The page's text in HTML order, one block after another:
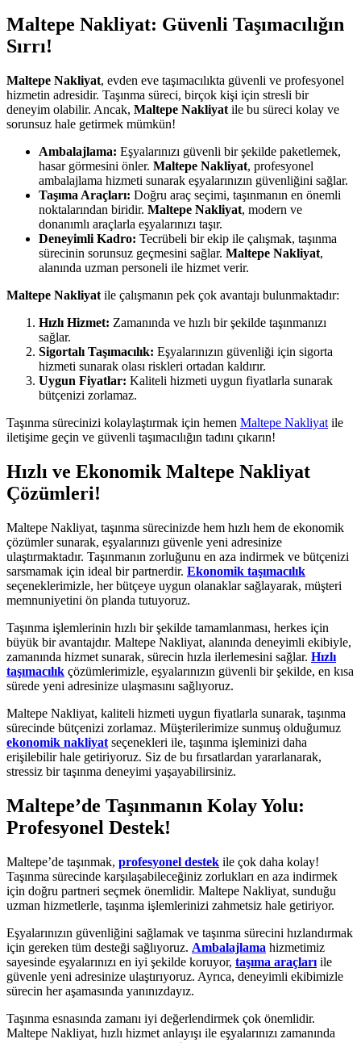
Maltepe Nakliyat: Güvenli Taşımacılığın
Sırrı!
Maltepe Nakliyat, evden eve taşımacılıkta güvenli ve profesyonel
hizmetin adresidir. Taşınma süreci, birçok kişi için stresli bir
deneyim olabilir. Ancak, Maltepe Nakliyat ile bu süreci kolay ve
sorunsuz hale getirmek mümkün!
Ambalajlama: Eşyalarınızı güvenli bir şekilde paketlemek,
hasar görmesini önler. Maltepe Nakliyat, profesyonel
ambalajlama hizmeti sunarak eşyalarınızın güvenliğini sağlar.
Taşıma Araçları: Doğru araç seçimi, taşınmanın en önemli
noktalarından biridir. Maltepe Nakliyat, modern ve
donanımlı araçlarla eşyalarınızı taşır.
Deneyimli Kadro: Tecrübeli bir ekip ile çalışmak, taşınma
sürecinin sorunsuz geçmesini sağlar. Maltepe Nakliyat,
alanında uzman personeli ile hizmet verir.
Maltepe Nakliyat ile çalışmanın pek çok avantajı bulunmaktadır:
Hızlı Hizmet: Zamanında ve hızlı bir şekilde taşınmanızı
sağlar.
Sigortalı Taşımacılık: Eşyalarınızın güvenliği için sigorta
hizmeti sunarak olası riskleri ortadan kaldırır.
Uygun Fiyatlar: Kaliteli hizmeti uygun fiyatlarla sunarak
bütçenizi zorlamaz.
Taşınma sürecinizi kolaylaştırmak için hemen Maltepe Nakliyat ile
iletişime geçin ve güvenli taşımacılığın tadını çıkarın!
Hızlı ve Ekonomik Maltepe Nakliyat
Çözümleri!
Maltepe Nakliyat, taşınma sürecinizde hem hızlı hem de ekonomik
çözümler sunarak, eşyalarınızı güvenle yeni adresinize
ulaştırmaktadır. Taşınmanın zorluğunu en aza indirmek ve bütçenizi
sarsmamak için ideal bir partnerdir. Ekonomik taşımacılık
seçeneklerimizle, her bütçeye uygun olanaklar sağlayarak, müşteri
memnuniyetini ön planda tutuyoruz.
Taşınma işlemlerinin hızlı bir şekilde tamamlanması, herkes için
büyük bir avantajdır. Maltepe Nakliyat, alanında deneyimli ekibiyle,
zamanında hizmet sunarak, sürecin hızla ilerlemesini sağlar. Hızlı
taşımacılık çözümlerimizle, eşyalarınızın güvenli bir şekilde, en kısa
sürede yeni adresinize ulaşmasını sağlıyoruz.
Maltepe Nakliyat, kaliteli hizmeti uygun fiyatlarla sunarak, taşınma
sürecinde bütçenizi zorlamaz. Müşterilerimize sunmuş olduğumuz
ekonomik nakliyat seçenekleri ile, taşınma işleminizi daha
erişilebilir hale getiriyoruz. Siz de bu fırsatlardan yararlanarak,
stressiz bir taşınma deneyimi yaşayabilirsiniz.
Maltepe’de Taşınmanın Kolay Yolu:
Profesyonel Destek!
Maltepe’de taşınmak, profesyonel destek ile çok daha kolay!
Taşınma sürecinde karşılaşabileceğiniz zorlukları en aza indirmek
için doğru partneri seçmek önemlidir. Maltepe Nakliyat, sunduğu
uzman hizmetlerle, taşınma işlemlerinizi zahmetsiz hale getiriyor.
Eşyalarınızın güvenliğini sağlamak ve taşınma sürecini hızlandırmak
için gereken tüm desteği sağlıyoruz. Ambalajlama hizmetimiz
sayesinde eşyalarınızı en iyi şekilde koruyor, taşıma araçları ile
güvenle yeni adresinize ulaştırıyoruz. Ayrıca, deneyimli ekibimizle
sürecin her aşamasında yanınızdayız.
Taşınma esnasında zamanı iyi değerlendirmek çok önemlidir.
Maltepe Nakliyat, hızlı hizmet anlayışı ile eşyalarınızı zamanında